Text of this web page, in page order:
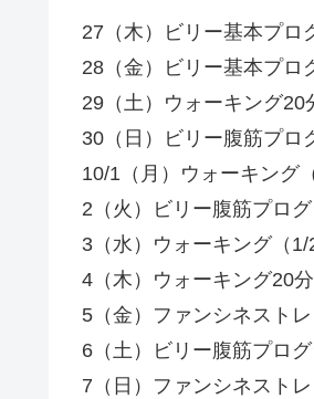
27（木）ビリー基本プロ
28（金）ビリー基本プ
29（土）ウォーキング20
30（日）ビリー腹筋プロ
10/1（月）ウォーキング
2（火）ビリー腹筋プロ
3（水）ウォーキング（
4（木）ウォーキング20
5（金）ファンシネスト
6（土）ビリー腹筋プロ
7（日）ファンシネスト